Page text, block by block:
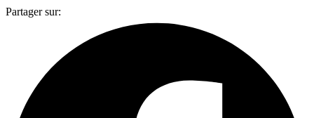
Partager sur: